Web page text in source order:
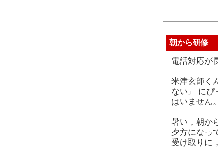
朝から研修
電話対応が
米津玄師く
ない』 にぴ
はいません
暑い，朝か
夕方になっ
受け取りに